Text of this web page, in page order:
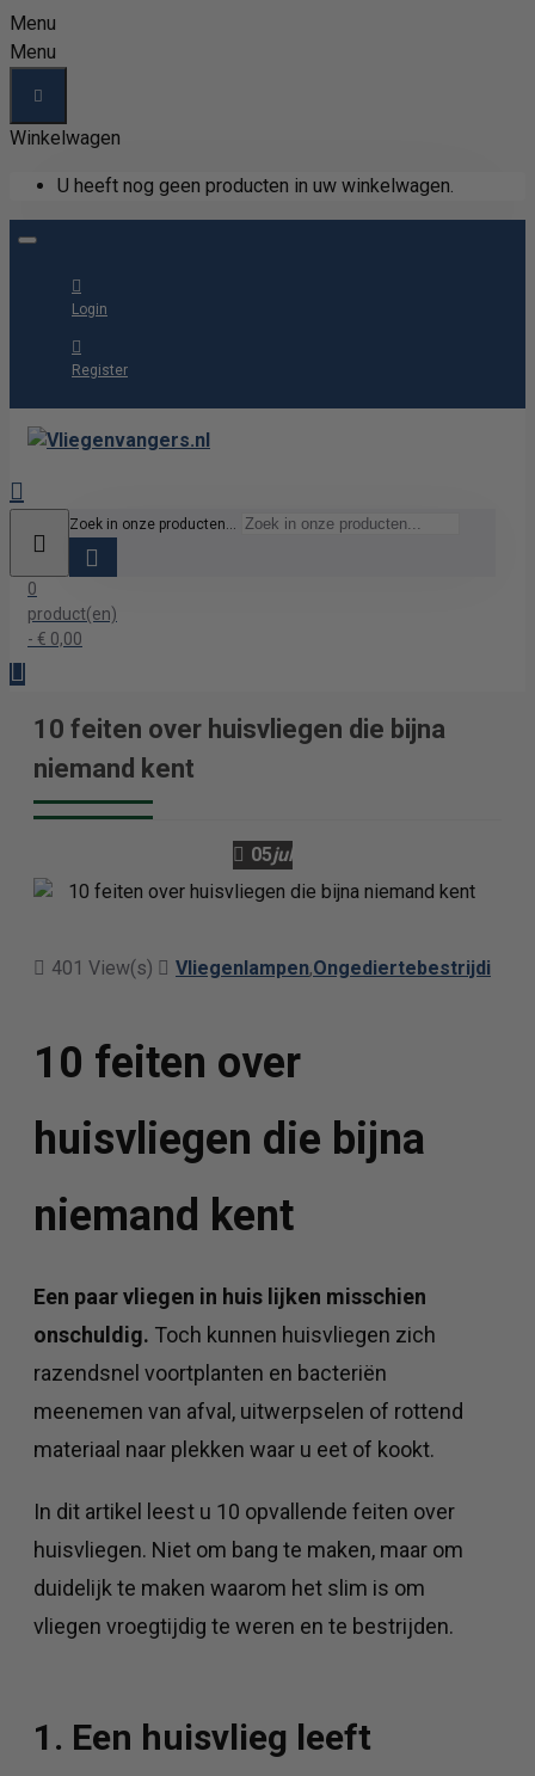
Menu
Menu
Winkelwagen
U heeft nog geen producten in uw winkelwagen.
Login
Register
Zoek in onze producten...
0
product(en)
- € 0,00
10 feiten over huisvliegen die bijna
niemand kent
05jul
401 View(s) Vliegenlampen,Ongediertebestrijding
10 feiten over
huisvliegen die bijna
niemand kent
Een paar vliegen in huis lijken misschien
onschuldig. Toch kunnen huisvliegen zich
razendsnel voortplanten en bacteriën
meenemen van afval, uitwerpselen of rottend
materiaal naar plekken waar u eet of kookt.
In dit artikel leest u 10 opvallende feiten over
huisvliegen. Niet om bang te maken, maar om
duidelijk te maken waarom het slim is om
vliegen vroegtijdig te weren en te bestrijden.
1. Een huisvlieg leeft